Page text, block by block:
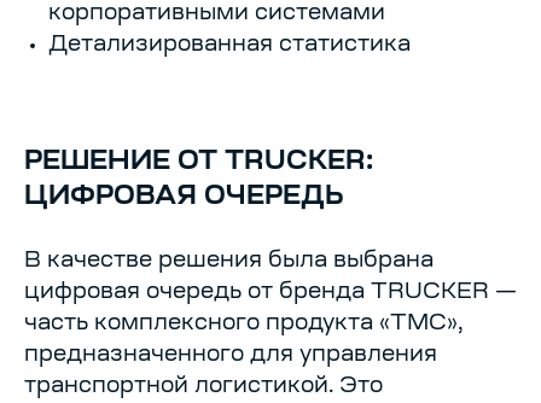
корпоративными системами
Детализированная статистика
РЕШЕНИЕ ОТ TRUCKER:
ЦИФРОВАЯ ОЧЕРЕДЬ
В качестве решения была выбрана
цифровая очередь от бренда TRUCKER —
часть комплексного продукта «ТМС»,
предназначенного для управления
транспортной логистикой. Это